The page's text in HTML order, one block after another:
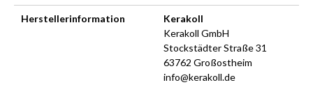
Herstellerinformation
Kerakoll
Kerakoll GmbH
Stockstädter Straße 31
63762 Großostheim
info@kerakoll.de